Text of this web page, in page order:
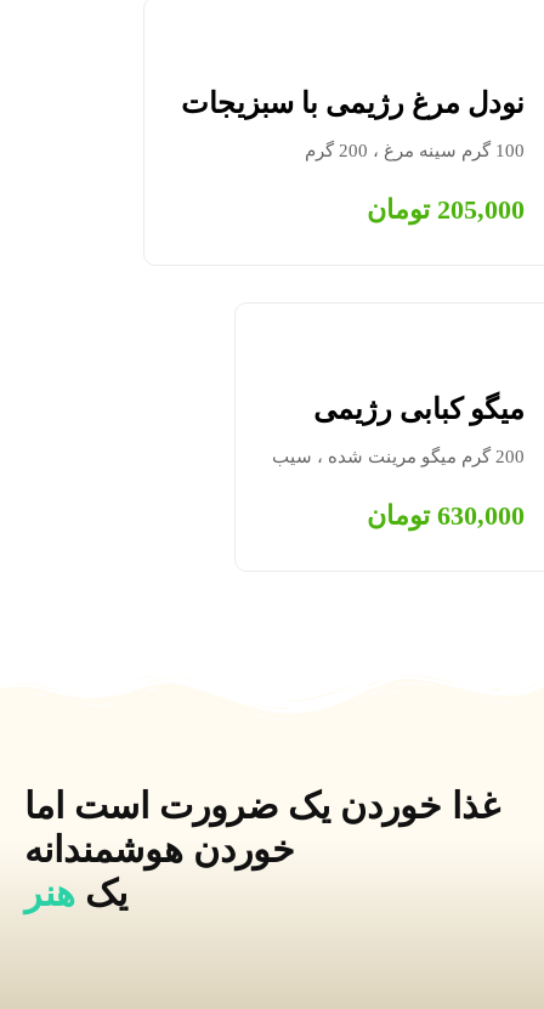
نودل مرغ رژیمی با سبزیجات
100 گرم سینه مرغ ، 200 گرم
205,000 تومان
میگو کبابی رژیمی
200 گرم میگو مرینت شده ، سیب
630,000 تومان
غذا خوردن یک ضرورت است اما
خوردن هوشمندانه
یک هنر